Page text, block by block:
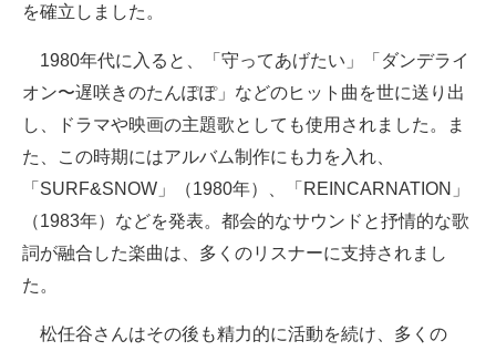
を確立しました。
1980年代に入ると、「守ってあげたい」「ダンデライ
オン〜遅咲きのたんぽぽ」などのヒット曲を世に送り出
し、ドラマや映画の主題歌としても使用されました。ま
た、この時期にはアルバム制作にも力を入れ、
「SURF&SNOW」（1980年）、「REINCARNATION」
（1983年）などを発表。都会的なサウンドと抒情的な歌
詞が融合した楽曲は、多くのリスナーに支持されまし
た。
松任谷さんはその後も精力的に活動を続け、多くの